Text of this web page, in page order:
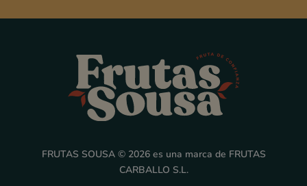
FRUTAS SOUSA © 2026 es una marca de FRUTAS
CARBALLO S.L.